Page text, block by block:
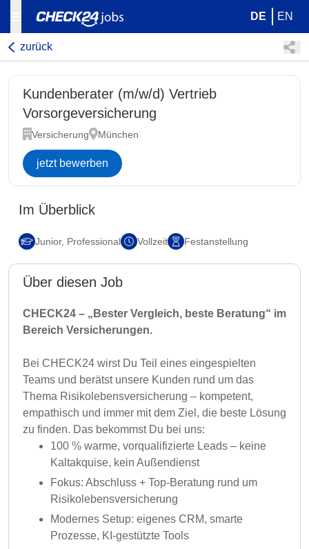
DE EN
zurück
Kundenberater (m/w/d) Vertrieb
Vorsorgeversicherung
Versicherung München
jetzt bewerben
Im Überblick
Junior, Professional Vollzeit Festanstellung
Über diesen Job
CHECK24 – „Bester Vergleich, beste Beratung“ im
Bereich Versicherungen.
Bei CHECK24 wirst Du Teil eines eingespielten
Teams und berätst unsere Kunden rund um das
Thema Risikolebensversicherung – kompetent,
empathisch und immer mit dem Ziel, die beste Lösung
zu finden. Das bekommst Du bei uns:
100 % warme, vorqualifizierte Leads – keine
Kaltakquise, kein Außendienst
Fokus: Abschluss + Top-Beratung rund um
Risikolebensversicherung
Modernes Setup: eigenes CRM, smarte
Prozesse, KI-gestützte Tools